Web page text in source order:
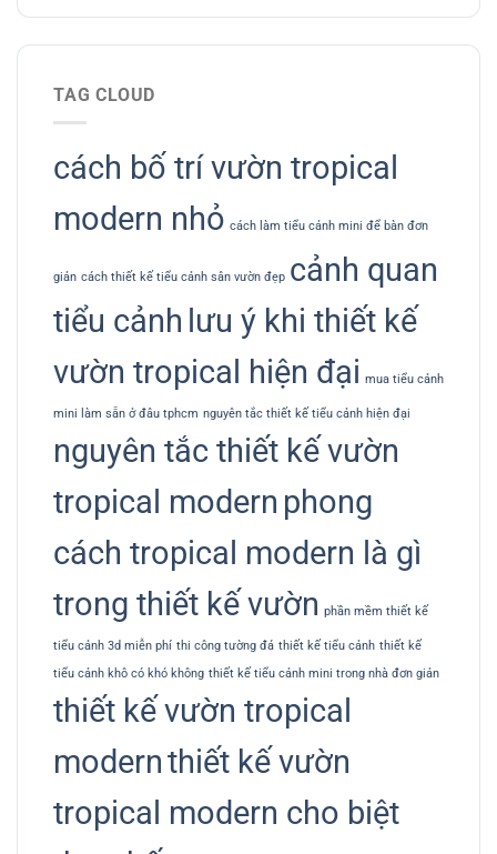
TAG CLOUD
cách bố trí vườn tropical
modern nhỏ cách làm tiểu cảnh mini để bàn đơn
giản cách thiết kế tiểu cảnh sân vườn đẹp cảnh quan
tiểu cảnh lưu ý khi thiết kế
vườn tropical hiện đại mua tiểu cảnh
mini làm sẵn ở đâu tphcm nguyên tắc thiết kế tiểu cảnh hiện đại
nguyên tắc thiết kế vườn
tropical modern phong
cách tropical modern là gì
trong thiết kế vườn phần mềm thiết kế
tiểu cảnh 3d miễn phí thi công tường đá thiết kế tiểu cảnh thiết kế
tiểu cảnh khô có khó không thiết kế tiểu cảnh mini trong nhà đơn giản
thiết kế vườn tropical
modernthiết kế vườn
tropical modern cho biệt